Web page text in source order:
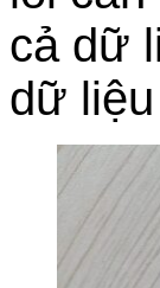
cả dữ
dữ